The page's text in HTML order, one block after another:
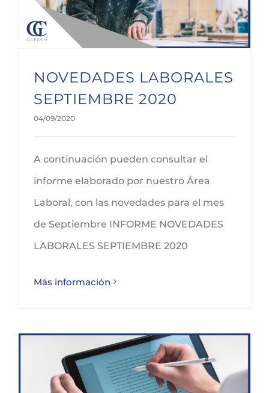
NOVEDADES LABORALES
SEPTIEMBRE 2020
04/09/2020
A continuación pueden consultar el
informe elaborado por nuestro Área
Laboral, con las novedades para el mes
de Septiembre INFORME NOVEDADES
LABORALES SEPTIEMBRE 2020
Más información